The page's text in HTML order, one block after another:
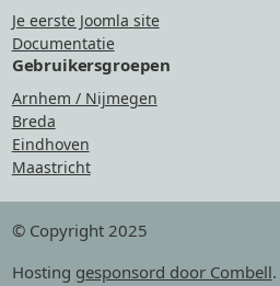
Je eerste Joomla site
Documentatie
Gebruikersgroepen
Arnhem / Nijmegen
Breda
Eindhoven
Maastricht
© Copyright 2025
Hosting gesponsord door Combell.